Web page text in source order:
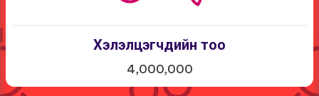
Хэлэлцэгчдийн тоо
4,000,000